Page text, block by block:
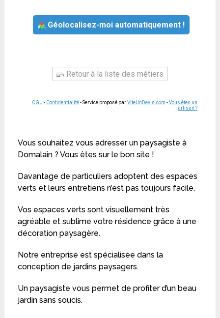
Géolocalisez-moi automatiquement !
Retour à la liste des métiers
CGU - Confidentialité- Service proposé parViteUnDevis.com -Vous êtes un
artisan ?
Vous souhaitez vous adresser un paysagiste à
Domalain ? Vous êtes sur le bon site !
Davantage de particuliers adoptent des espaces
verts et leurs entretiens n’est pas toujours facile.
Vos espaces verts sont visuellement très
agréable et sublime votre résidence grâce à une
décoration paysagère.
Notre entreprise est spécialisée dans la
conception de jardins paysagers.
Un paysagiste vous permet de profiter d’un beau
jardin sans soucis.